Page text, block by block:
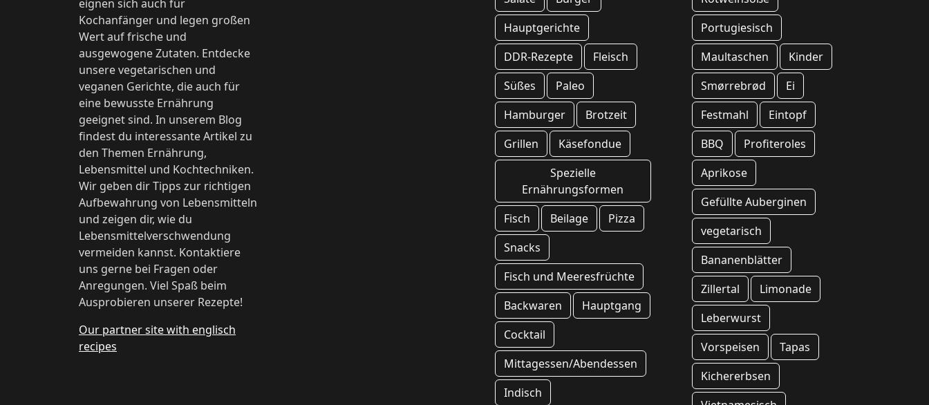
eignen sich auch für
Kochanfänger und legen großen
Wert auf frische und
ausgewogene Zutaten. Entdecke
unsere vegetarischen und
veganen Gerichte, die auch für
eine bewusste Ernährung
geeignet sind. In unserem Blog
findest du interessante Artikel zu
den Themen Ernährung,
Lebensmittel und Kochtechniken.
Wir geben dir Tipps zur richtigen
Aufbewahrung von Lebensmitteln
und zeigen dir, wie du
Lebensmittelverschwendung
vermeiden kannst. Kontaktiere
uns gerne bei Fragen oder
Anregungen. Viel Spaß beim
Ausprobieren unserer Rezepte!
Our partner site with englisch
recipes
Hauptgerichte
DDR-Rezepte
Fleisch
Süßes
Paleo
Hamburger
Brotzeit
Grillen
Käsefondue
Spezielle
Ernährungsformen
Fisch
Beilage
Pizza
Snacks
Fisch und Meeresfrüchte
Backwaren
Hauptgang
Cocktail
Mittagessen/Abendessen
Indisch
Portugiesisch
Maultaschen
Kinder
Smørrebrød
Ei
Festmahl
Eintopf
BBQ
Profiteroles
Aprikose
Gefüllte Auberginen
vegetarisch
Bananenblätter
Zillertal
Limonade
Leberwurst
Vorspeisen
Tapas
Kichererbsen